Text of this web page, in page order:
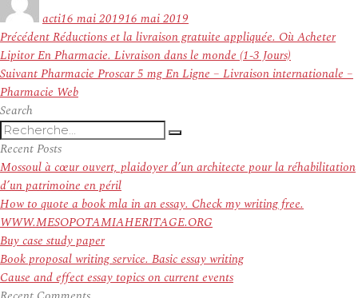
actile
16 mai 201916 mai 2019
Navigation
de
l’article
PrécédentArticle
précédent :
Réductions et la livraison gratuite appliquée. Où Acheter
Lipitor En Pharmacie. Livraison dans le monde (1-3 Jours)
SuivantArticle
suivant :
Pharmacie Proscar 5 mg En Ligne – Livraison internationale –
Pharmacie Web
Search
Recherche
pour
:
Recherche
Recent Posts
Mossoul à cœur ouvert, plaidoyer d’un architecte pour la réhabilitation
d’un patrimoine en péril
How to quote a book mla in an essay. Check my writing free.
WWW.MESOPOTAMIAHERITAGE.ORG
Buy case study paper
Book proposal writing service. Basic essay writing
Cause and effect essay topics on current events